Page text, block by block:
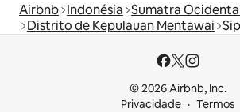
Airbnb Indonésia Sumatra
Distrito de Kepulauan Mentawai
© 2026 Airbnb, Inc.
Privacidade
Termos